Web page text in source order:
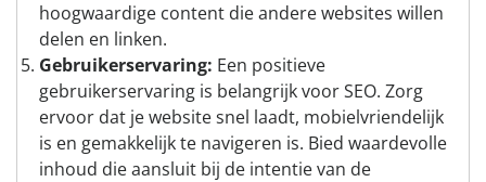
hoogwaardige content die andere websites willen
delen en linken.
Gebruikerservaring: Een positieve
gebruikerservaring is belangrijk voor SEO. Zorg
ervoor dat je website snel laadt, mobielvriendelijk
is en gemakkelijk te navigeren is. Bied waardevolle
inhoud die aansluit bij de intentie van de